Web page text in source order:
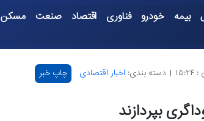
بیمه خودرو فناوری اقتصاد صنعت مسکن
| دسته بندی: اخبار اقتصادی چاپ خبر
بپردازند